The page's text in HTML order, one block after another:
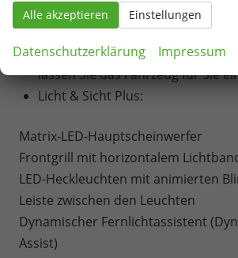
Anschlussgarantie 2 Jahre,
Trainiertes Parken (Trained Park
Speichern Sie Ihre favorisierten
lassen Sie das Fahrzeug für Sie
Licht & Sicht Plus:
Matrix-LED-Hauptscheinwerfer
Frontgrill mit horizontalem
LED-Heckleuchten mit animierten
Leiste zwischen den Leuchten
Dynamischer Fernlichtassistent
Assist)
Alle akzeptieren Einstellungen
Datenschutzerklärung Impressum